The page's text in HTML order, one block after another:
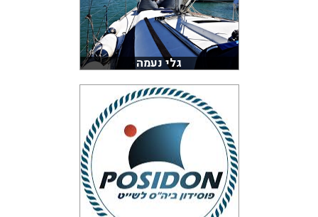
גלי נעמה